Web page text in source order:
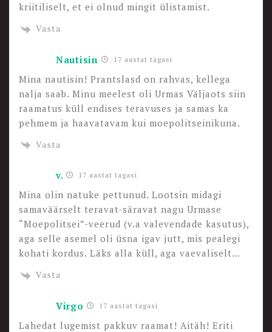
kriitiliselt, et ei olnud mingit ülistamist.
Vasta
Nautisin 17 aastat tagasi
Mina nautisin! Prantslasd on rahvas, kellega
nalja saab. Minu meelest oli Urmas Väljaots siin
raamatus küll endises teravuses ja samas ka
pehmem ja haavatavam kui moepolitseinikuna.
Vasta
v. 17 aastat tagasi
Mina olin natuke pettunud. Lootsin midagi
samaväärselt teravat-säravat nagu Urmase
“Moepolitsei”-veerud (v.a valevendade kasutus),
aga selle asemel oli üsna igav jutt, mis pealegi
kohati kordus. Läks alla küll, aga vaevaliselt…
Vasta
Virgo 17 aastat tagasi
Lahedat lugemist pakkuv raamat! Aitäh! Eriti